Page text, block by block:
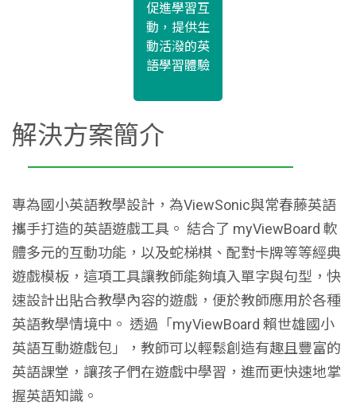
促進學習互
動，提供生
動活潑的英
語學習體驗
解決方案簡介
專為國小英語教學設計，為ViewSonic與常春藤英語
攜手打造的英語遊戲工具。 結合了 myViewBoard 軟
體多元的互動功能，以及蛇梯棋、配對卡牌等等經典
遊戲模板，這項工具讓教師能夠填入單字與句型，快
速設計出貼合教學內容的遊戲，便於教師應用於各種
英語教學情境中。 透過「myViewBoard 賴世雄國小
英語互動遊戲包」，教師可以輕鬆創造有趣且豐富的
英語課堂，讓孩子們在遊戲中學習，進而更快速地掌
握英語知識。